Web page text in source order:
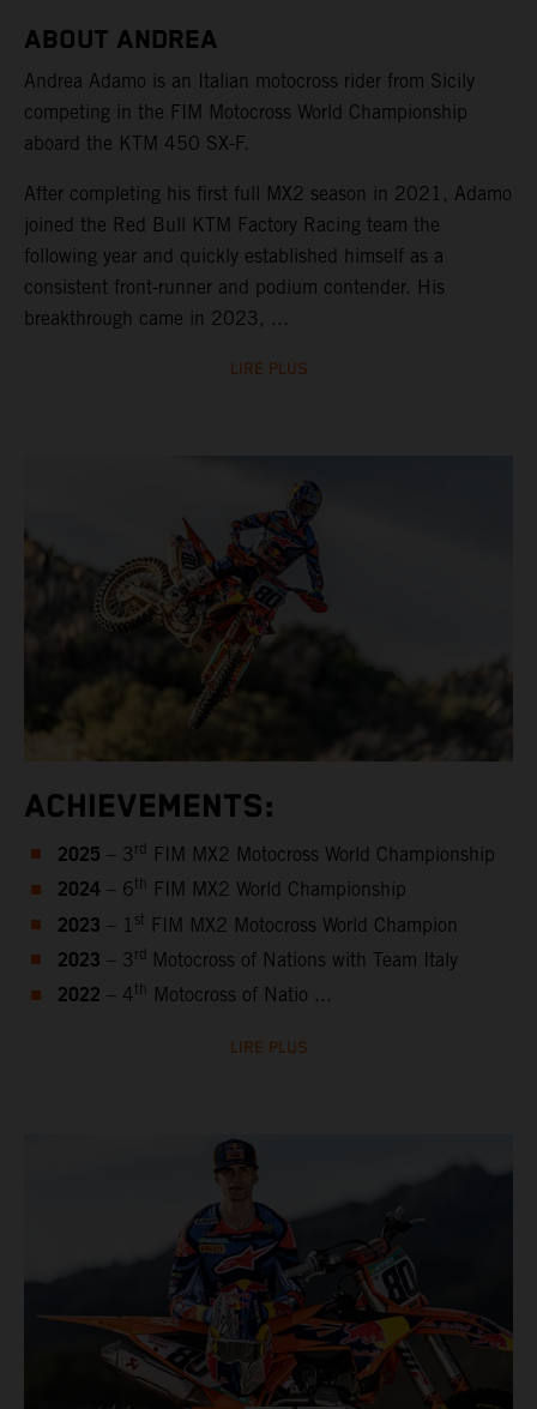
ABOUT ANDREA
Andrea Adamo is an Italian motocross rider from Sicily
competing in the FIM Motocross World Championship
aboard the KTM 450 SX-F.
After completing his first full MX2 season in 2021, Adamo
joined the Red Bull KTM Factory Racing team the
following year and quickly established himself as a
consistent front-runner and podium contender. His
breakthrough came in 2023, ...
LIRE PLUS
ACHIEVEMENTS:
2025 – 3 rd FIM MX2 Motocross World Championship
2024 – 6th FIM MX2 World Championship
2023 – 1 st FIM MX2 Motocross World Champion
2023 – 3 rd Motocross of Nations with Team Italy
2022 – 4th Motocross of Natio ...
LIRE PLUS